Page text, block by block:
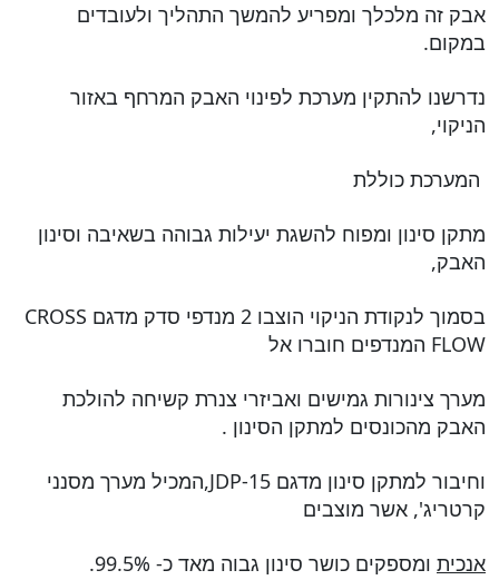
אבק זה מלכלך ומפריע להמשך התהליך ולעובדים
במקום.
נדרשנו להתקין מערכת לפינוי האבק המרחף באזור
הניקוי,
המערכת כוללת
מתקן סינון ומפוח להשגת יעילות גבוהה בשאיבה וסינון
האבק,
בסמוך לנקודת הניקוי הוצבו 2 מנדפי סדק מדגם CROSS
FLOW המנדפים חוברו אל
מערך צינורות גמישים ואביזרי צנרת קשיחה להולכת
האבק מהכונסים למתקן הסינון .
וחיבור למתקן סינון מדגם JDP-15,המכיל מערך מסנני
קרטריג', אשר מוצבים
אנכית ומספקים כושר סינון גבוה מאד כ- 99.5%.